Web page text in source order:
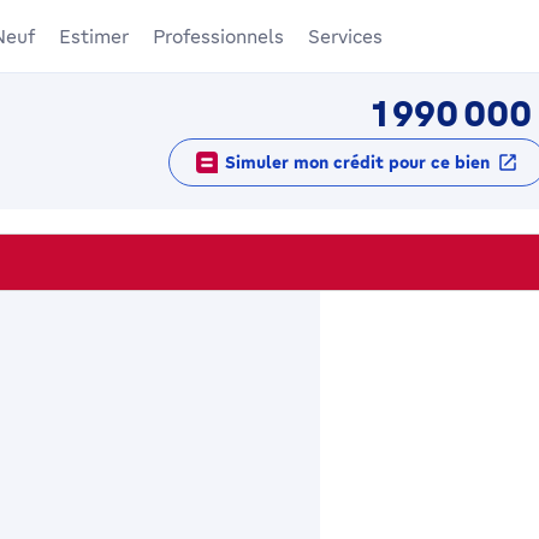
Estimer Professionnels Services
1 990
Simuler mon crédit pour ce bien